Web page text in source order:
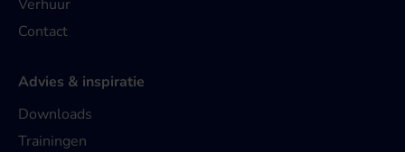
Verhuur
Contact
Advies & inspiratie
Downloads
Trainingen